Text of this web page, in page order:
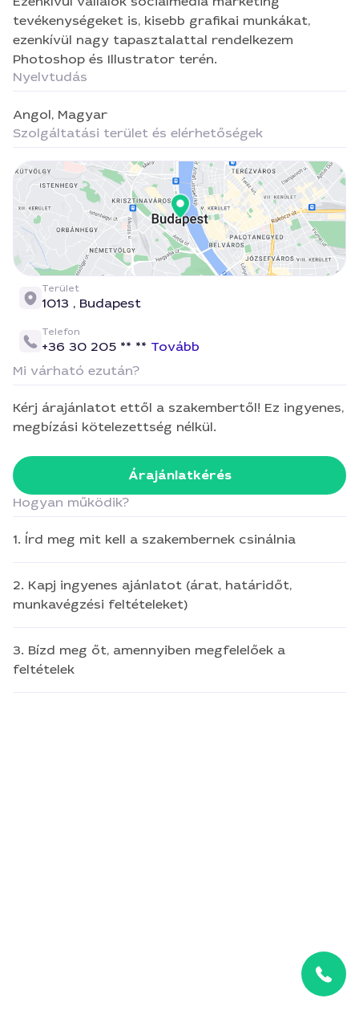
tevékenységeket is, kisebb grafikai munkákat,
ezenkívül nagy tapasztalattal rendelkezem
Photoshop és Illustrator terén.
Nyelvtudás
Angol, Magyar
Szolgáltatási terület és elérhetőségek
Terület
1013 , Budapest
Telefon
+36 30 205 ** ** Tovább
Mi várható ezután?
Kérj árajánlatot ettől a szakembertől! Ez ingyenes,
megbízási kötelezettség nélkül.
Árajánlatkérés
Hogyan működik?
1. Írd meg mit kell a szakembernek csinálnia
2. Kapj ingyenes ajánlatot (árat, határidőt,
munkavégzési feltételeket)
3. Bízd meg őt, amennyiben megfelelőek a
feltételek